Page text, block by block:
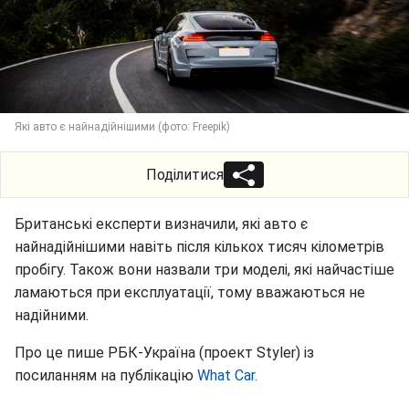
Які авто є найнадійнішими (фото: Freepik)
Поділитися
Британські експерти визначили, які авто є
найнадійнішими навіть після кількох тисяч кілометрів
пробігу. Також вони назвали три моделі, які найчастіше
ламаються при експлуатації, тому вважаються не
надійними.
Про це пише РБК-Україна (проект Styler) із
посиланням на публікацію What Car.